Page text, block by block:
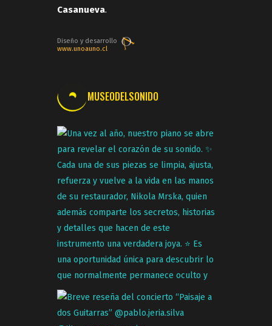
Casanueva.
Diseño y desarrollo
www.unoauno.cl
MUSEODELSONIDO